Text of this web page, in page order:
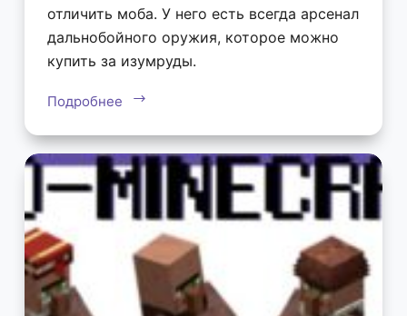
отличить моба. У него есть всегда арсенал
дальнобойного оружия, которое можно
купить за изумруды.
Подробнее